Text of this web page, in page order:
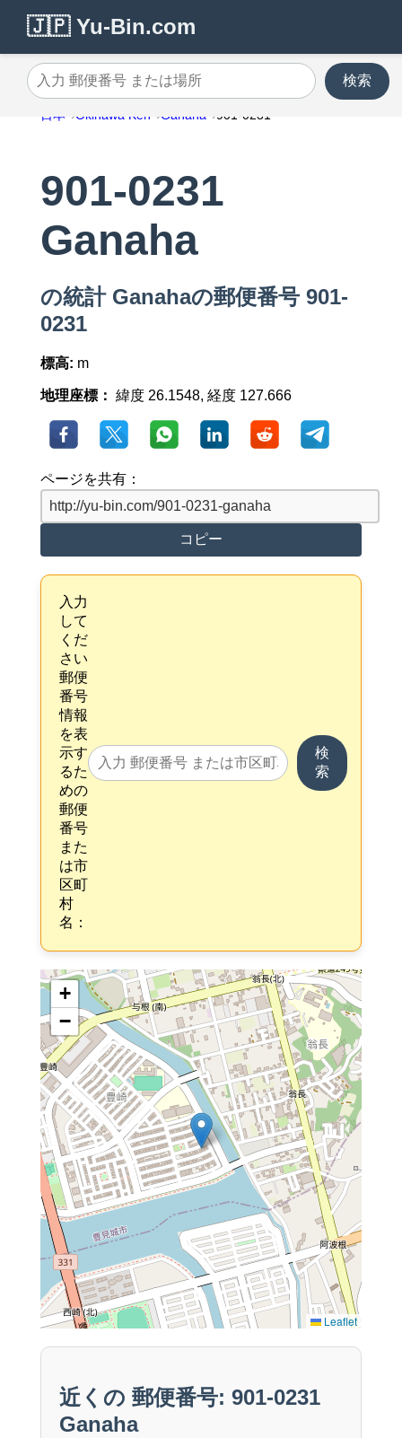
🇯🇵 Yu-Bin.com
入力 郵便番号 または場所
検索
日本 Okinawa Ken Ganaha 901-0231
901-0231
Ganaha
の統計 Ganahaの郵便番号 901-
0231
標高: m
地理座標： 緯度 26.1548, 経度 127.666
ページを共有：
コピー
入力
して
くだ
さい
郵便
番号
情報
を表
示す
るた
めの
郵便
番号
また
は市
区町
村
名：
検
索
+
−
Leaflet
近くの 郵便番号: 901-0231
Ganaha